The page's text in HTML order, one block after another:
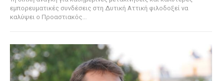
εμπορευματικές συνδέσεις στη Δυτική Αττική φιλοδοξεί να
καλύψει ο Προαστιακός...